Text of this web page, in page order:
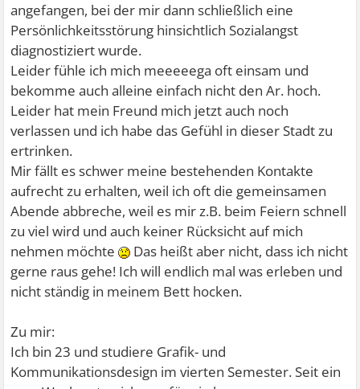
angefangen, bei der mir dann schließlich eine
Persönlichkeitsstörung hinsichtlich Sozialangst
diagnostiziert wurde.
Leider fühle ich mich meeeeega oft einsam und
bekomme auch alleine einfach nicht den Ar. hoch.
Leider hat mein Freund mich jetzt auch noch
verlassen und ich habe das Gefühl in dieser Stadt zu
ertrinken.
Mir fällt es schwer meine bestehenden Kontakte
aufrecht zu erhalten, weil ich oft die gemeinsamen
Abende abbreche, weil es mir z.B. beim Feiern schnell
zu viel wird und auch keiner Rücksicht auf mich
nehmen möchte
Das heißt aber nicht, dass ich nicht
gerne raus gehe! Ich will endlich mal was erleben und
nicht ständig in meinem Bett hocken.
Zu mir:
Ich bin 23 und studiere Grafik- und
Kommunikationsdesign im vierten Semester. Seit ein